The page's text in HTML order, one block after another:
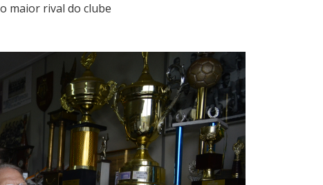
maior rival do clube